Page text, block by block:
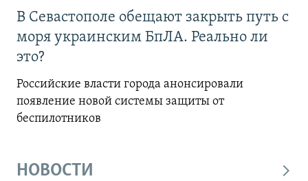
В Севастополе обещают закрыть путь с
моря украинским БпЛА. Реально ли
это?
Российские власти города анонсировали
появление новой системы защиты от
беспилотников
НОВОСТИ